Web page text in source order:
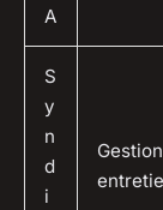
A
S
y
n
d
i